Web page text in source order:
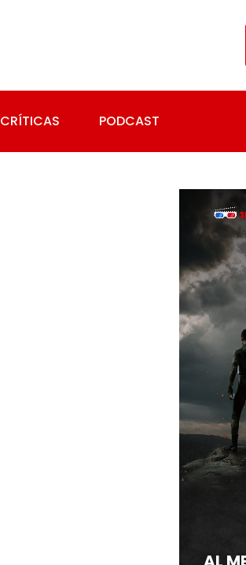
CRÍTICAS PODCAST